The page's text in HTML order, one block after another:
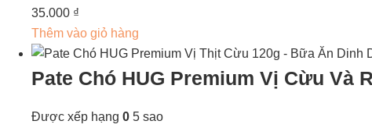
35.000 ₫
Thêm vào giỏ hàng
Pate Chó HUG Premium Vị Cừu Và
Được xếp hạng 0 5 sao